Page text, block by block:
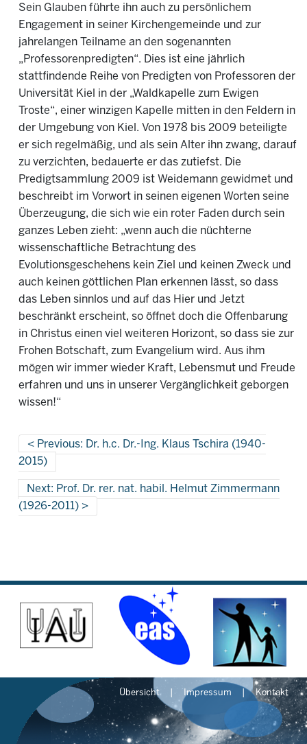
Sein Glauben führte ihn auch zu persönlichem
Engagement in seiner Kirchengemeinde und zur
jahrelangen Teilname an den sogenannten
„Professorenpredigten“. Dies ist eine jährlich
stattfindende Reihe von Predigten von Professoren der
Universität Kiel in der „Waldkapelle zum Ewigen
Troste“, einer winzigen Kapelle mitten in den Feldern in
der Umgebung von Kiel. Von 1978 bis 2009 beteiligte
er sich regelmäßig, und als sein Alter ihn zwang, darauf
zu verzichten, bedauerte er das zutiefst. Die
Predigtsammlung 2009 ist Weidemann gewidmet und
beschreibt im Vorwort in seinen eigenen Worten seine
Überzeugung, die sich wie ein roter Faden durch sein
ganzes Leben zieht: „wenn auch die nüchterne
wissenschaftliche Betrachtung des
Evolutionsgeschehens kein Ziel und keinen Zweck und
auch keinen göttlichen Plan erkennen lässt, so dass
das Leben sinnlos und auf das Hier und Jetzt
beschränkt erscheint, so öffnet doch die Offenbarung
in Christus einen viel weiteren Horizont, so dass sie zur
Frohen Botschaft, zum Evangelium wird. Aus ihm
mögen wir immer wieder Kraft, Lebensmut und Freude
erfahren und uns in unserer Vergänglichkeit geborgen
wissen!“
Previous: Dr. h.c. Dr.-Ing. Klaus Tschira (1940-
2015)
Next: Prof. Dr. rer. nat. habil. Helmut Zimmermann
(1926-2011)
Übersicht Impressum Kontakt